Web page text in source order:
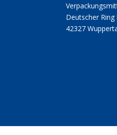
Deutscher Ring
42327